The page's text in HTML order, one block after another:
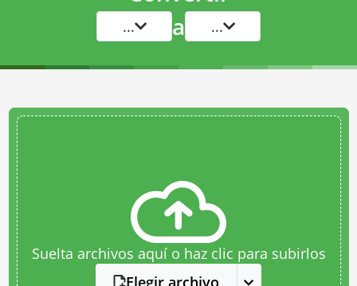
... a ...
Suelta archivos aquí o haz clic para subirlos
Elegir archivo